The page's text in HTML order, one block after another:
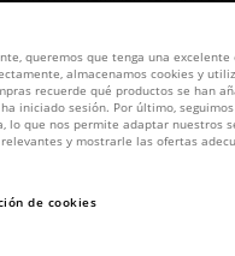
de la columna de dirección?
productos
queremos que tenga una
almacenamos cookies y
recuerde qué productos se han
iniciado sesión. Por último,
lo que nos permite adaptar nuestros
y mostrarle las ofertas
de cookies